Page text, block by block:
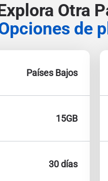
Otra
de
Países Bajos
15GB
30 días